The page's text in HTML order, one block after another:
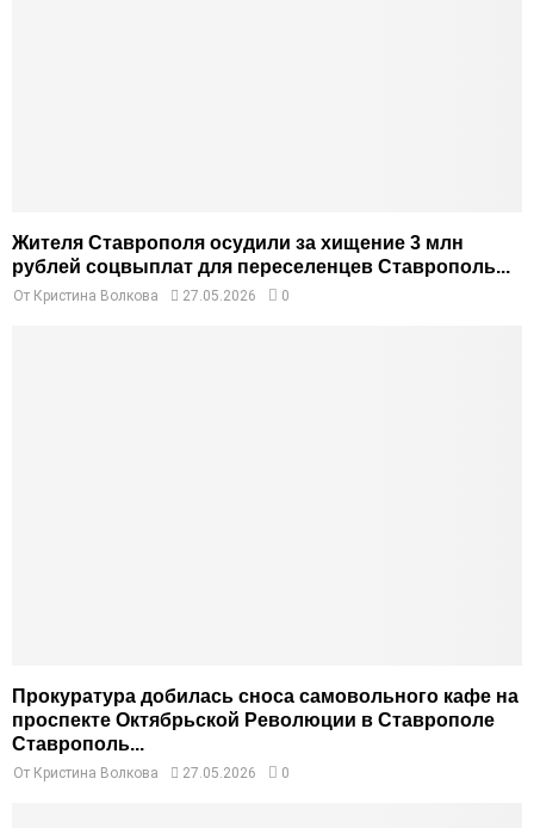
Жителя Ставрополя осудили за хищение 3 млн
рублей соцвыплат для переселенцев Ставрополь...
От Кристина Волкова 27.05.2026 0
Прокуратура добилась сноса самовольного кафе на
проспекте Октябрьской Революции в Ставрополе
Ставрополь...
От Кристина Волкова 27.05.2026 0